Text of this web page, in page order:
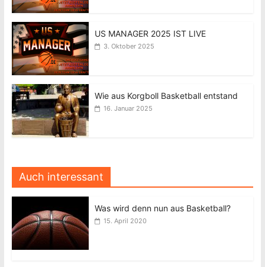
US MANAGER 2025 IST LIVE
3. Oktober 2025
Wie aus Korgboll Basketball entstand
16. Januar 2025
Auch interessant
Was wird denn nun aus Basketball?
15. April 2020